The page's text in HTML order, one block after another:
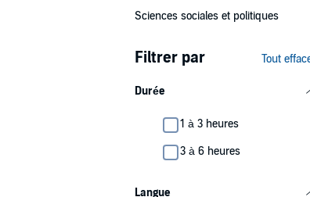
Sciences sociales et politiques
Filtrer par Tout
Durée
1 à 3 heures
3 à 6 heures
Langue